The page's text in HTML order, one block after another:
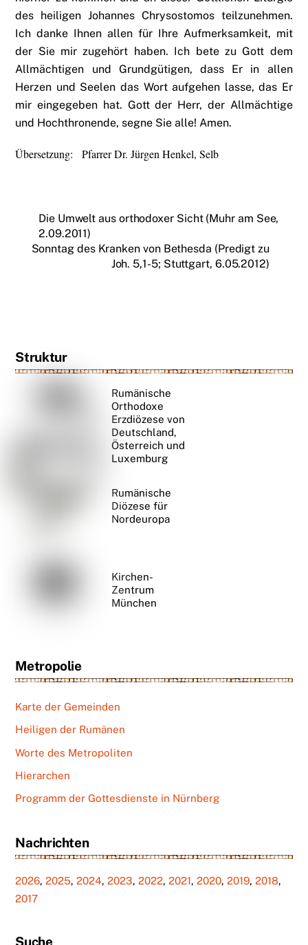
des heiligen Johannes Chrysostomos teilzunehmen.
Ich danke Ihnen allen für Ihre Aufmerksamkeit, mit
der Sie mir zugehört haben. Ich bete zu Gott dem
Allmächtigen und Grundgütigen, dass Er in allen
Herzen und Seelen das Wort aufgehen lasse, das Er
mir eingegeben hat. Gott der Herr, der Allmächtige
und Hochthronende, segne Sie alle! Amen.
Übersetzung: Pfarrer Dr. Jürgen Henkel, Selb
Die Umwelt aus orthodoxer Sicht (Muhr am See,
2.09.2011)
Sonntag des Kranken von Bethesda (Predigt zu
Joh. 5,1-5; Stuttgart, 6.05.2012)
Struktur
Rumänische
Orthodoxe
Erzdiözese von
Deutschland,
Österreich und
Luxemburg
Rumänische
Diözese für
Nordeuropa
Kirchen-
Zentrum
München
Metropolie
Karte der Gemeinden
Heiligen der Rumänen
Worte des Metropoliten
Hierarchen
Programm der Gottesdienste in Nürnberg
Nachrichten
2026,2025,2024,2023,2022,2021,2020,2019,2018,
2017
Suche